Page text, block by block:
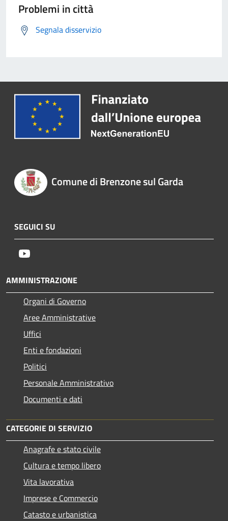
Problemi in città
Segnala disservizio
Comune di Brenzone sul Garda
SEGUICI SU
AMMINISTRAZIONE
Organi di Governo
Aree Amministrative
Uffici
Enti e fondazioni
Politici
Personale Amministrativo
Documenti e dati
CATEGORIE DI SERVIZIO
Anagrafe e stato civile
Cultura e tempo libero
Vita lavorativa
Imprese e Commercio
Catasto e urbanistica